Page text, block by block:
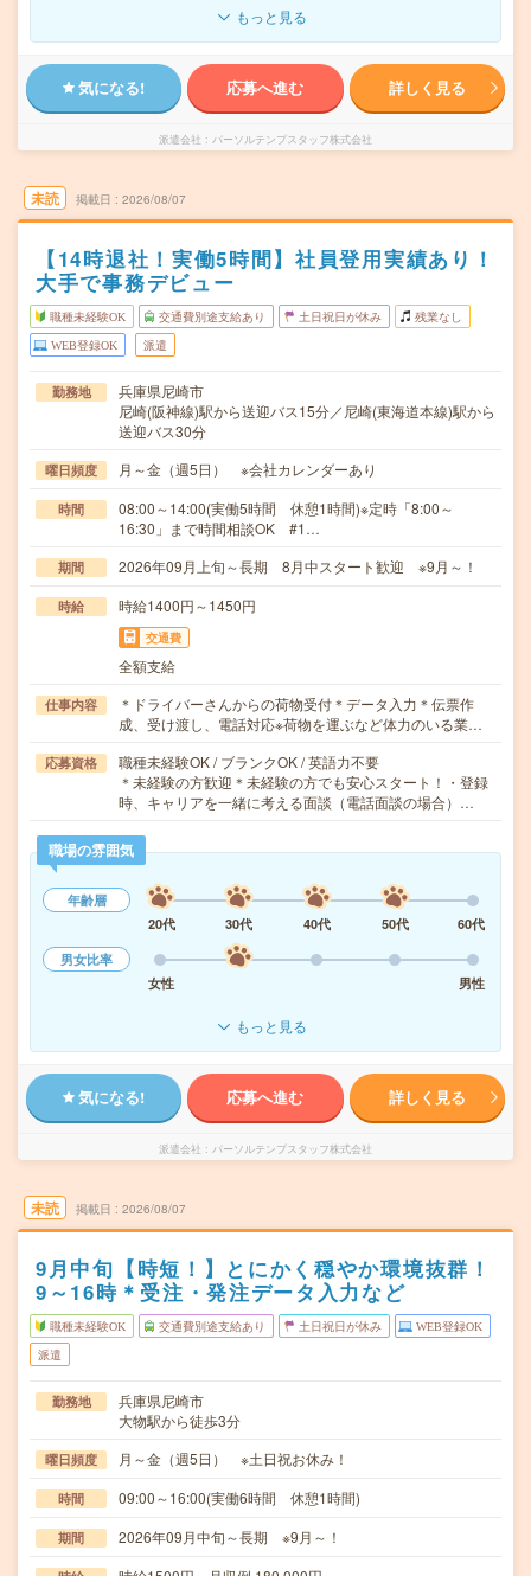
もっと見る
気になる! 応募へ進む 詳しく見る
派遣会社 パーソルテンプスタッフ株式会社
未読 掲載日 2026/08/07
【14時退社！実働5時間】社員登用実績あり！
大手で事務デビュー
職種未経験OK 交通費別途支給あり 土日祝日が休み 残業なし
WEB登録OK 派遣
勤務地
兵庫県尼崎市
尼崎(阪神線)駅から送迎バス15分／尼崎(東海道本線)駅から
送迎バス30分
曜日頻度 月～金（週5日） ※会社カレンダーあり
時間
08:00～14:00(実働5時間 休憩1時間)※定時「8:00～
16:30」まで時間相談OK #1…
期間 2026年09月上旬～長期 8月中スタート歓迎 ※9月～！
時給 時給1400円～1450円
交通費
全額支給
仕事内容
＊ドライバーさんからの荷物受付＊データ入力＊伝票作
成、受け渡し、電話対応※荷物を運ぶなど体力のいる業…
応募資格
職種未経験OK / ブランクOK / 英語力不要
＊未経験の方歓迎＊未経験の方でも安心スタート！・登録
時、キャリアを一緒に考える面談（電話面談の場合）…
職場の雰囲気
年齢層
20代
30代 40代 50代
60代
男女比率
女性
男性
もっと見る
気になる! 応募へ進む 詳しく見る
派遣会社 パーソルテンプスタッフ株式会社
未読 掲載日 2026/08/07
9月中旬【時短！】とにかく穏やか環境抜群！
9～16時＊受注・発注データ入力など
職種未経験OK 交通費別途支給あり 土日祝日が休み WEB登録OK
派遣
勤務地
兵庫県尼崎市
大物駅から徒歩3分
曜日頻度 月～金（週5日） ※土日祝お休み！
時間 09:00～16:00(実働6時間 休憩1時間)
期間 2026年09月中旬～長期 ※9月～！